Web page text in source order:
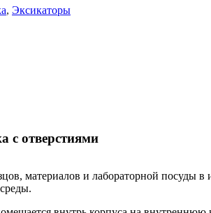
, Эксикаторы
с отверстиями
материалов и лабораторной посуды